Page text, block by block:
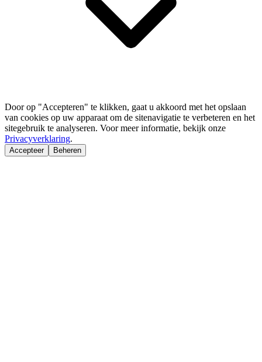
Door op "Accepteren" te klikken, gaat u akkoord met het opslaan
van cookies op uw apparaat om de sitenavigatie te verbeteren en het
sitegebruik te analyseren. Voor meer informatie, bekijk onze
Privacyverklaring.
Accepteer Beheren